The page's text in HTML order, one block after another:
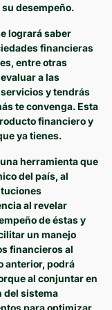
desempeño.
logrará saber
financieras
entre otras
a las
y tendrás
te convenga. Esta
financiero y
ya tienes.
herramienta que
del país, al
al revelar
de éstas y
un manejo
financieros al
anterior, podrá
al conjuntar en
del sistema